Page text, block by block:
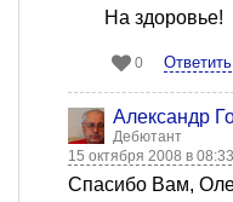
На здоровье!
0 Ответить
Александр
Дебютант
15 октября 2008 в 08:33
Спасибо Вам,